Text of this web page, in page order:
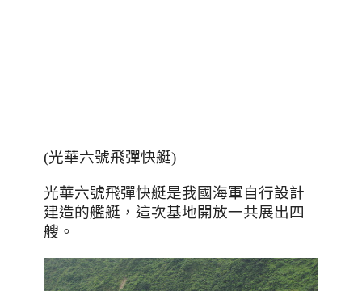
(光華六號飛彈快艇)
光華六號飛彈快艇是我國海軍自行設計
建造的艦艇 ，這次基地開放一共展出四
艘 。